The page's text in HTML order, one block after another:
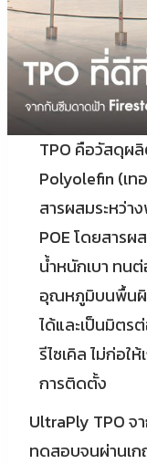
TPO คือวัสดุผ
Polyolefin (เ
สารผสมระหว่า
POE โดยสาร
น้ำหนักเบา ทน
อุณหภูมิบนพื้นผิ
ได้และเป็นมิตร
รีไซเคิล ไม่ก่อใ
การติดตั้ง
UltraPly TPO
ทดสอบจนผ่านเ